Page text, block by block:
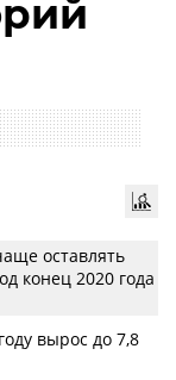
оставлять
конец 2020 года
вырос до 7,8